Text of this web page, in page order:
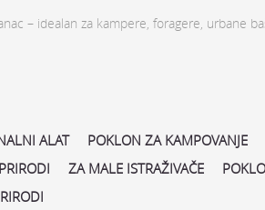
– idealan za kampere, foragere, urbane
ALAT POKLON ZA KAMPOVANJE
ZA MALE ISTRAŽIVAČE